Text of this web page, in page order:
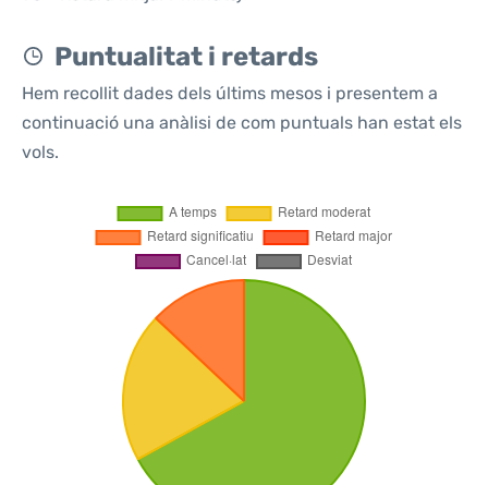
Puntualitat i retards
Hem recollit dades dels últims mesos i presentem a
continuació una anàlisi de com puntuals han estat els
vols.